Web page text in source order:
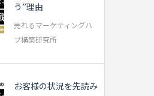
う”理由
売れるマーケティングハ
ブ構築研究所
お客様の状況を先読み